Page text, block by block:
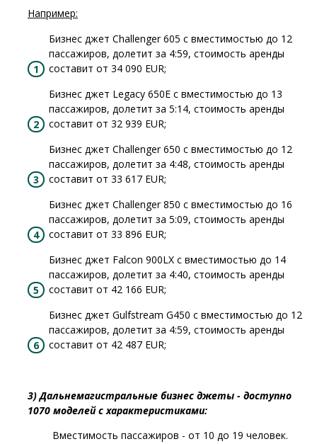
Например:
Бизнес джет Challenger 605 с вместимостью до 12
пассажиров, долетит за 4:59, стоимость аренды
составит от 34 090 EUR;
Бизнес джет Legacy 650E с вместимостью до 13
пассажиров, долетит за 5:14, стоимость аренды
составит от 32 939 EUR;
Бизнес джет Challenger 650 с вместимостью до 12
пассажиров, долетит за 4:48, стоимость аренды
составит от 33 617 EUR;
Бизнес джет Challenger 850 с вместимостью до 16
пассажиров, долетит за 5:09, стоимость аренды
составит от 33 896 EUR;
Бизнес джет Falcon 900LX с вместимостью до 14
пассажиров, долетит за 4:40, стоимость аренды
составит от 42 166 EUR;
Бизнес джет Gulfstream G450 с вместимостью до 12
пассажиров, долетит за 4:59, стоимость аренды
составит от 42 487 EUR;
3) Дальнемагистральные бизнес джеты - доступно
1070 моделей с характеристиками:
Вместимость пассажиров - от 10 до 19 человек.